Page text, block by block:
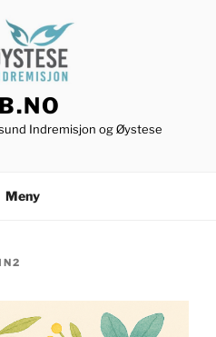
Indremisjon og Øystese
Meny